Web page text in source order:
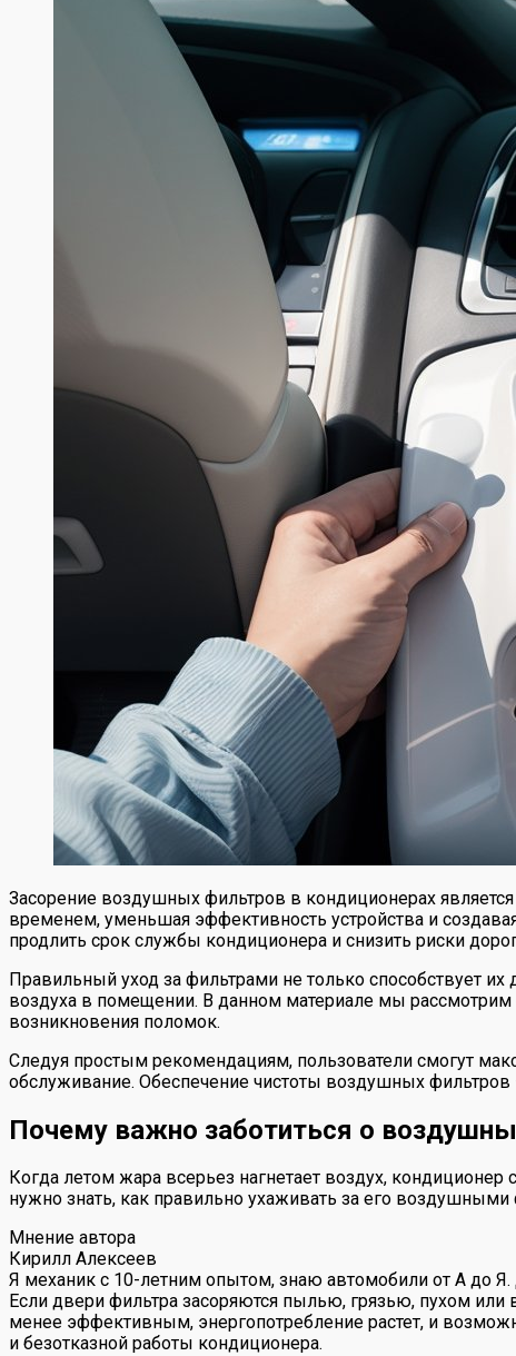
Засорение воздушных фильтров в кондиционерах
временем, уменьшая эффективность устройства и
продлить срок службы кондиционера и снизить риски
Правильный уход за фильтрами не только способствует
воздуха в помещении. В данном материале мы рассмотрим
возникновения поломок.
Следуя простым рекомендациям, пользователи смогут
обслуживание. Обеспечение чистоты воздушных
Почему важно заботиться о
Когда летом жара всерьез нагнетает воздух,
нужно знать, как правильно ухаживать за его
Мнение автора
Кирилл Алексеев
Я механик с 10-летним опытом, знаю автомобили от А до
Если двери фильтра засоряются пылью, грязью, пухом или
менее эффективным, энергопотребление растет, и
и безотказной работы кондиционера.